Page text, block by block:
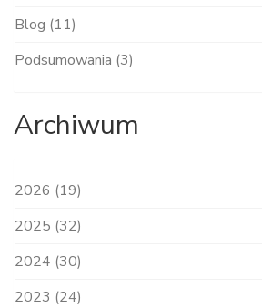
Blog (11)
Podsumowania (3)
Archiwum
2026 (19)
2025 (32)
2024 (30)
2023 (24)